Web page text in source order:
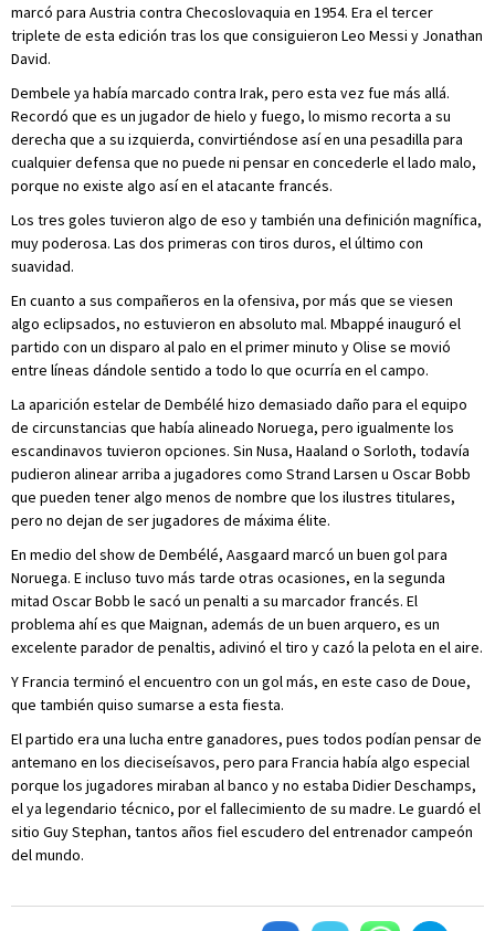
marcó para Austria contra Checoslovaquia en 1954. Era el tercer
triplete de esta edición tras los que consiguieron Leo Messi y Jonathan
David.
Dembele ya había marcado contra Irak, pero esta vez fue más allá.
Recordó que es un jugador de hielo y fuego, lo mismo recorta a su
derecha que a su izquierda, convirtiéndose así en una pesadilla para
cualquier defensa que no puede ni pensar en concederle el lado malo,
porque no existe algo así en el atacante francés.
Los tres goles tuvieron algo de eso y también una definición magnífica,
muy poderosa. Las dos primeras con tiros duros, el último con
suavidad.
En cuanto a sus compañeros en la ofensiva, por más que se viesen
algo eclipsados, no estuvieron en absoluto mal. Mbappé inauguró el
partido con un disparo al palo en el primer minuto y Olise se movió
entre líneas dándole sentido a todo lo que ocurría en el campo.
La aparición estelar de Dembélé hizo demasiado daño para el equipo
de circunstancias que había alineado Noruega, pero igualmente los
escandinavos tuvieron opciones. Sin Nusa, Haaland o Sorloth, todavía
pudieron alinear arriba a jugadores como Strand Larsen u Oscar Bobb
que pueden tener algo menos de nombre que los ilustres titulares,
pero no dejan de ser jugadores de máxima élite.
En medio del show de Dembélé, Aasgaard marcó un buen gol para
Noruega. E incluso tuvo más tarde otras ocasiones, en la segunda
mitad Oscar Bobb le sacó un penalti a su marcador francés. El
problema ahí es que Maignan, además de un buen arquero, es un
excelente parador de penaltis, adivinó el tiro y cazó la pelota en el aire.
Y Francia terminó el encuentro con un gol más, en este caso de Doue,
que también quiso sumarse a esta fiesta.
El partido era una lucha entre ganadores, pues todos podían pensar de
antemano en los dieciseísavos, pero para Francia había algo especial
porque los jugadores miraban al banco y no estaba Didier Deschamps,
el ya legendario técnico, por el fallecimiento de su madre. Le guardó el
sitio Guy Stephan, tantos años fiel escudero del entrenador campeón
del mundo.